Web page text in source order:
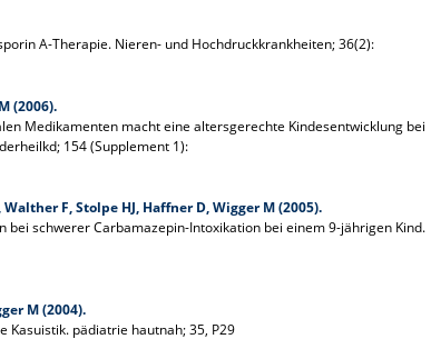
A-Therapie. Nieren- und Hochdruckkrankheiten; 36(2):
(2006).
Medikamenten macht eine altersgerechte Kindesentwicklung bei
154 (Supplement 1):
F, Stolpe HJ, Haffner D, Wigger M (2005).
schwerer Carbamazepin-Intoxikation bei einem 9-jährigen Kind.
M (2004).
Kasuistik. pädiatrie hautnah; 35, P29